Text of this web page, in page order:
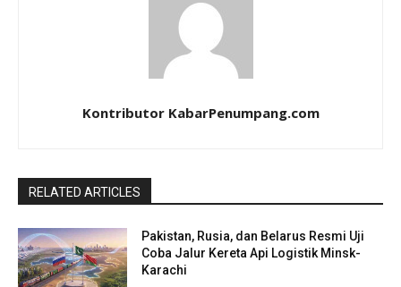
Kontributor KabarPenumpang.com
RELATED ARTICLES
Pakistan, Rusia, dan Belarus Resmi Uji
Coba Jalur Kereta Api Logistik Minsk-
Karachi